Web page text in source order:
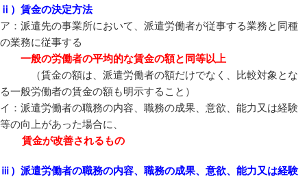
ⅱ）賃金の決定方法
ア：派遣先の事業所において、派遣労働者が従事する業務と同種
の業務に従事する
一般の労働者の平均的な賃金の額と同等以上
（賃金の額は、派遣労働者の額だけでなく、比較対象とな
る一般労働者の賃金の額も明示すること）
イ：派遣労働者の職務の内容、職務の成果、意欲、能力又は経験
等の向上があった場合に、
賃金が改善されるもの
ⅲ）派遣労働者の職務の内容、職務の成果、意欲、能力又は経験